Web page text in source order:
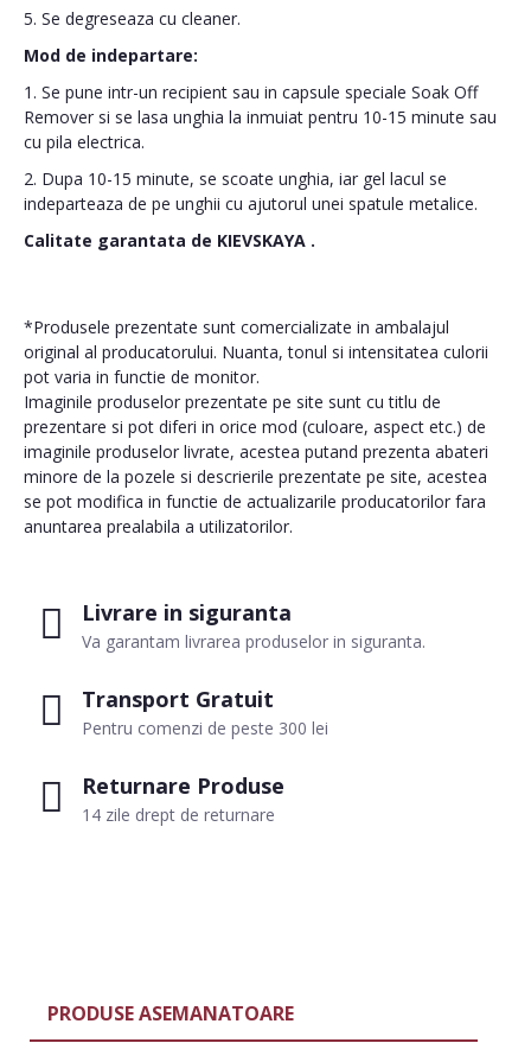
Livrare in siguranta
Va garantam livrarea produselor in siguranta.
Transport Gratuit
Pentru comenzi de peste 300 lei
Returnare Produse
14 zile drept de returnare
5. Se degreseaza cu cleaner.
Mod de indepartare:
1. Se pune intr-un recipient sau in capsule speciale Soak Off
Remover si se lasa unghia la inmuiat pentru 10-15 minute sau
cu pila electrica.
2. Dupa 10-15 minute, se scoate unghia, iar gel lacul se
indeparteaza de pe unghii cu ajutorul unei spatule metalice.
Calitate garantata de KIEVSKAYA .
*Produsele prezentate sunt comercializate in ambalajul
original al producatorului. Nuanta, tonul si intensitatea culorii
pot varia in functie de monitor.
Imaginile produselor prezentate pe site sunt cu titlu de
prezentare si pot diferi in orice mod (culoare, aspect etc.) de
imaginile produselor livrate, acestea putand prezenta abateri
minore de la pozele si descrierile prezentate pe site, acestea
se pot modifica in functie de actualizarile producatorilor fara
anuntarea prealabila a utilizatorilor.
PRODUSE ASEMANATOARE